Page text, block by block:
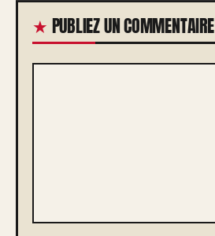
PUBLIEZ UN COMMENTAIRE
COMMENTAIRE